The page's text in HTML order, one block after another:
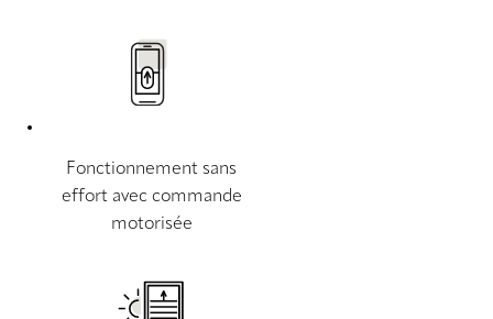
Fonctionnement sans
effort avec commande
motorisée